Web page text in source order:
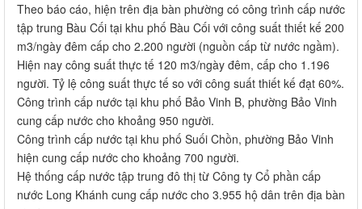
Theo báo cáo, hiện trên địa bàn phường có công trình cấp nước
tập trung Bàu Cối tại khu phố Bàu Cối với công suất thiết kế 200
m3/ngày đêm cấp cho 2.200 người (nguồn cấp từ nước ngầm).
Hiện nay công suất thực tế 120 m3/ngày đêm, cấp cho 1.196
người. Tỷ lệ công suất thực tế so với công suất thiết kế đạt 60%.
Công trình cấp nước tại khu phố Bảo Vinh B, phường Bảo Vinh
cung cấp nước cho khoảng 950 người.
Công trình cấp nước tại khu phố Suối Chồn, phường Bảo Vinh
hiện cung cấp nước cho khoảng 700 người.
Hệ thống cấp nước tập trung đô thị từ Công ty Cổ phần cấp
nước Long Khánh cung cấp nước cho 3.955 hộ dân trên địa bàn